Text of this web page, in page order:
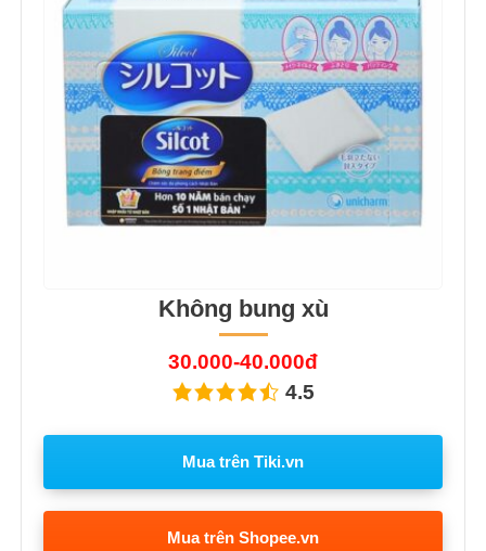
Không bung xù
30.000-40.000đ
4.5
Mua trên Tiki.vn
Mua trên Shopee.vn